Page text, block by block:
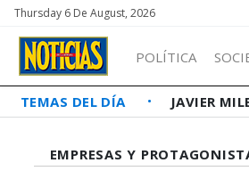
Thursday 6 De August, 2026
POLÍTICA
TEMAS DEL DÍA JAVIER
EMPRESAS Y